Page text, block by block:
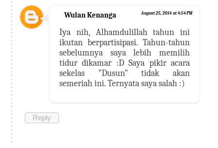
Wulan Kenanga August 25, 2014 at 4:54 PM
Iya nih, Alhamdulillah tahun ini
ikutan berpartisipasi. Tahun-tahun
sebelumnya saya lebih memilih
tidur dikamar :D Saya pikir acara
sekelas "Dusun" tidak akan
semeriah ini. Ternyata saya salah :)
Reply